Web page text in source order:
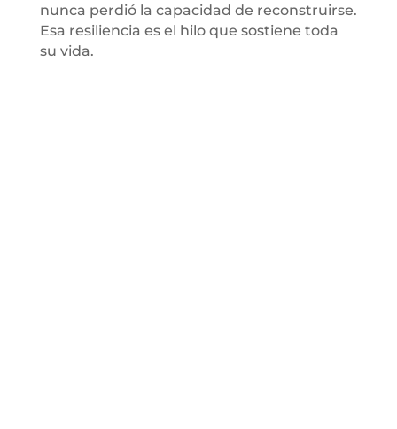
nunca perdió la capacidad de reconstruirse.
Esa resiliencia es el hilo que sostiene toda
su vida.